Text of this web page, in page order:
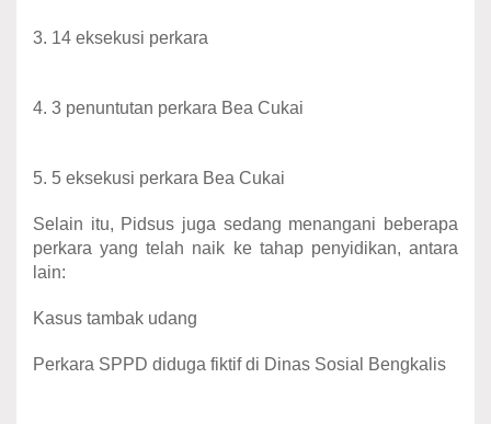
3. 14 eksekusi perkara
4. 3 penuntutan perkara Bea Cukai
5. 5 eksekusi perkara Bea Cukai
Selain itu, Pidsus juga sedang menangani beberapa
perkara yang telah naik ke tahap penyidikan, antara
lain:
Kasus tambak udang
Perkara SPPD diduga fiktif di Dinas Sosial Bengkalis